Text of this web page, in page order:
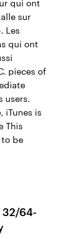
sur
Les
qui ont
pieces of
users.
iTunes is
This
be
32/64-